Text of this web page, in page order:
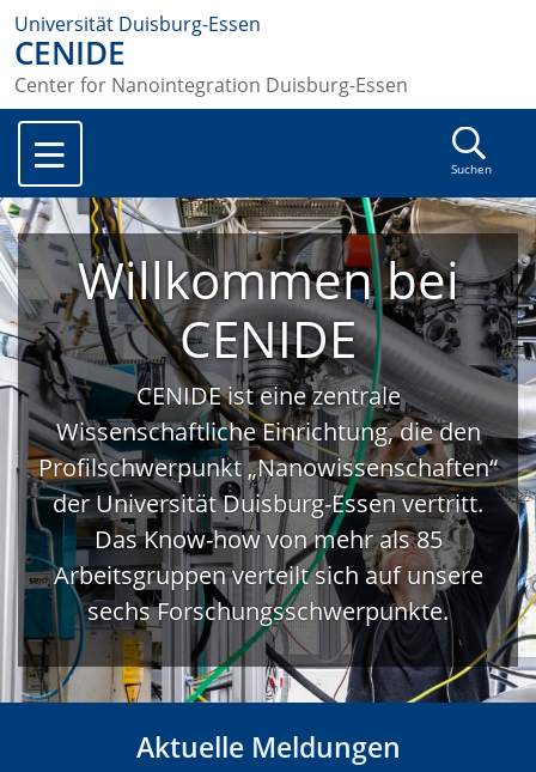
Universität Duisburg-Essen
CENIDE
Center for Nanointegration Duisburg-Essen
Suchen
Willkommen bei
CENIDE
CENIDE ist eine zentrale
Wissenschaftliche Einrichtung, die den
Profilschwerpunkt „Nanowissenschaften“
der Universität Duisburg-Essen vertritt.
Das Know-how von mehr als 85
Arbeitsgruppen verteilt sich auf unsere
sechs Forschungsschwerpunkte.
Aktuelle Meldungen